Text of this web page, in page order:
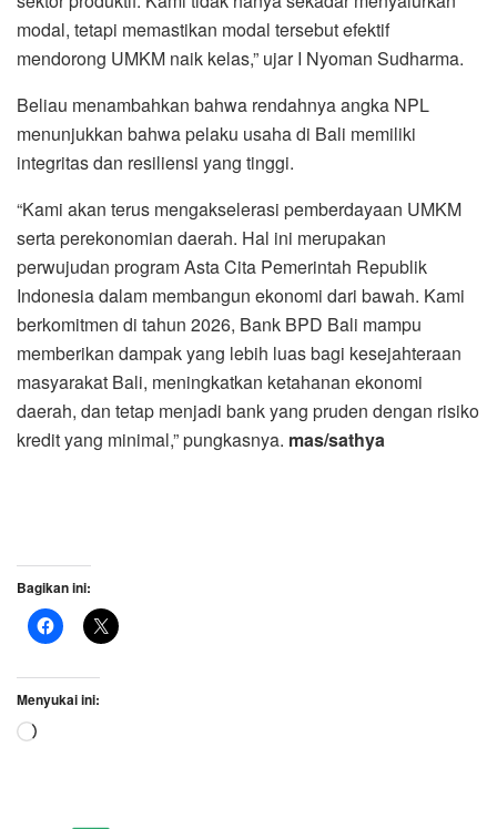
modal, tetapi memastikan modal tersebut efektif
mendorong UMKM naik kelas,” ujar I Nyoman Sudharma.
Beliau menambahkan bahwa rendahnya angka NPL
menunjukkan bahwa pelaku usaha di Bali memiliki
integritas dan resiliensi yang tinggi.
“Kami akan terus mengakselerasi pemberdayaan UMKM
serta perekonomian daerah. Hal ini merupakan
perwujudan program Asta Cita Pemerintah Republik
Indonesia dalam membangun ekonomi dari bawah. Kami
berkomitmen di tahun 2026, Bank BPD Bali mampu
memberikan dampak yang lebih luas bagi kesejahteraan
masyarakat Bali, meningkatkan ketahanan ekonomi
daerah, dan tetap menjadi bank yang pruden dengan risiko
kredit yang minimal,” pungkasnya. mas/sathya
Bagikan ini:
Menyukai ini:
Memuat...